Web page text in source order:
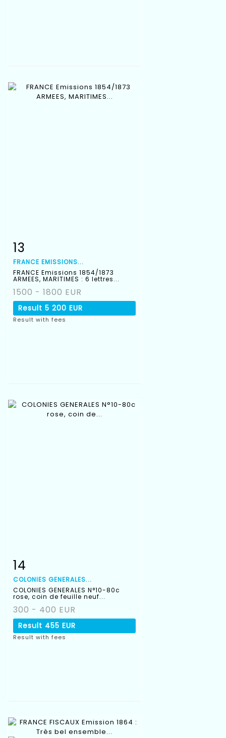
Item detail
13
FRANCE EMISSIONS...
FRANCE Emissions 1854/1873
ARMEES, MARITIMES : 6 lettres...
1500 - 1800 EUR
Result 5 200 EUR
Result with fees
Item detail
14
COLONIES GENERALES...
COLONIES GENERALES N°10-80c
rose, coin de feuille neuf...
300 - 400 EUR
Result 455 EUR
Result with fees